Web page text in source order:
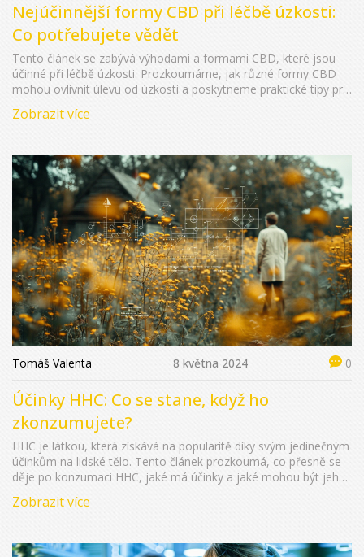
Nejúčinnější formy CBD při léčbě úzkosti:
Co potřebujete vědět
Tento článek se zabývá výhodami a formami CBD, které jsou
účinné při léčbě úzkosti. Prozkoumáme, jak různé formy CBD
mohou ovlivnit úlevu od úzkosti a poskytneme praktické tipy pro
účinků CBD na úzkost a poskytneme příklady z reálného života,
Zobrazit více
Tomáš Valenta 8 května 2024 0
Účinky HHC: Co se stane, když ho
zkonzumujete?
HHC je látkou, která získává na popularitě díky svým jedinečným
účinkům na lidské tělo. Tento článek prozkoumá, co přesně se
děje po konzumaci HHC, jaké má účinky a jaké mohou být jeho
pochopení této látky a pomohou v rozhodování o jejím
Zobrazit více